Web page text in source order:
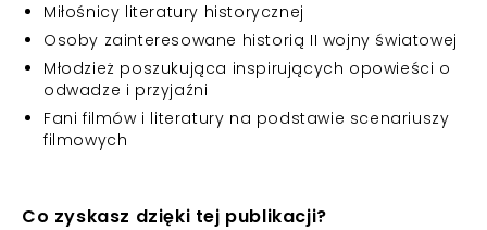
Miłośnicy literatury historycznej
Osoby zainteresowane historią II wojny światowej
Młodzież poszukująca inspirujących opowieści o
odwadze i przyjaźni
Fani filmów i literatury na podstawie scenariuszy
filmowych
Co zyskasz dzięki tej publikacji?